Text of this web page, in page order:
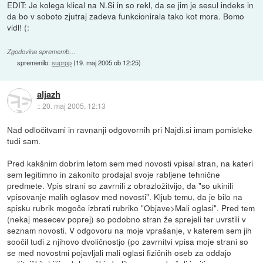
EDIT: Je kolega klical na N.Si in so rekl, da se jim je sesul indeks in
da bo v soboto zjutraj zadeva funkcionirala tako kot mora. Bomo
vidl! (:
Zgodovina sprememb…
spremenilo:suprpp(19. maj 2005 ob 12:25)
aljazh
::20. maj 2005, 12:13
Nad odločitvami in ravnanji odgovornih pri Najdi.si imam pomisleke
tudi sam.
Pred kakšnim dobrim letom sem med novosti vpisal stran, na kateri
sem legitimno in zakonito prodajal svoje rabljene tehnične
predmete. Vpis strani so zavrnili z obrazložitvijo, da "so ukinili
vpisovanje malih oglasov med novosti". Kljub temu, da je bilo na
spisku rubrik mogoče izbrati rubriko "Objave>Mali oglasi". Pred tem
(nekaj mesecev poprej) so podobno stran že sprejeli ter uvrstili v
seznam novosti. V odgovoru na moje vprašanje, v katerem sem jih
soočil tudi z njihovo dvoličnostjo (po zavrnitvi vpisa moje strani so
se med novostmi pojavljali mali oglasi fizičnih oseb za oddajo